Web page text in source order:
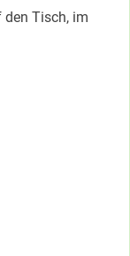
den Tisch, im